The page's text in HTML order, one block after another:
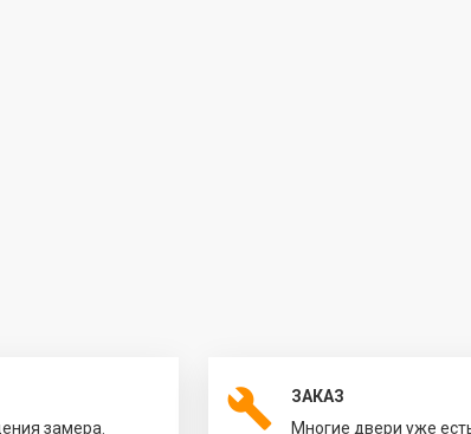
замера.
ЗАКАЗ
Многие двери уже